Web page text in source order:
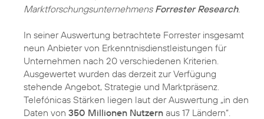
Marktforschungsunternehmens Forrester Research.
In seiner Auswertung betrachtete Forrester insgesamt
neun Anbieter von Erkenntnisdienstleistungen für
Unternehmen nach 20 verschiedenen Kriterien.
Ausgewertet wurden das derzeit zur Verfügung
stehende Angebot, Strategie und Marktpräsenz.
Telefónicas Stärken liegen laut der Auswertung „in den
Daten von 350 Millionen Nutzern aus 17 Ländern“.